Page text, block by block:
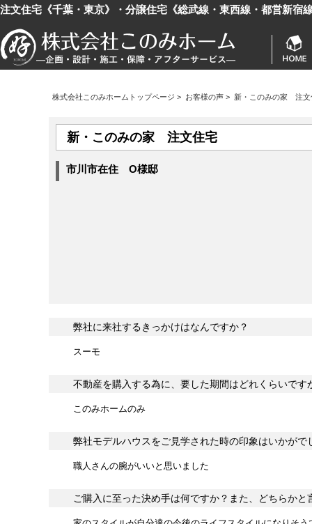
注文住宅《千葉・東京》・分譲住宅《総武線・東西線・都営新宿
株式会社このみホームトップページ > お客様の声 > 新・このみの家 注
新・このみの家 注文住宅
市川市在住 O様邸
弊社に来社するきっかけはなんですか？
スーモ
不動産を購入する為に、要した期間はどれくらいで
このみホームのみ
弊社モデルハウスをご見学された時の印象はいかがで
職人さんの腕がいいと思いました
ご購入に至った決め手は何ですか？また、どちらか